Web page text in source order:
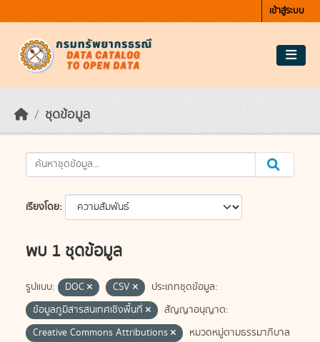
เข้าสู่ระบบ
ชุดข้อมูล
เรียงโดย
พบ 1 ชุดข้อมูล
รูปแบบ: DOC CSV
ประเภทชุดข้อมูล:
ข้อมูลภูมิสารสนเทศเชิงพื้นที่
สัญญาอนุญาต:
Creative Commons Attributions
หมวดหมู่ตามธรรมาภิบาล